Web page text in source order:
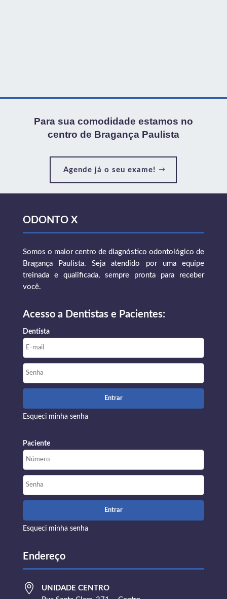
Para sua comodidade estamos no
centro de Bragança Paulista
Agende já o seu exame!
ODONTO X
Somos o maior centro de diagnóstico odontológico de
Bragança Paulista. Seja atendido por uma equipe
treinada e qualificada, sempre pronta para receber
você.
Acesso a Dentistas e Pacientes:
Dentista
Esqueci minha senha
Paciente
Esqueci minha senha
Endereço

UNIDADE CENTRO